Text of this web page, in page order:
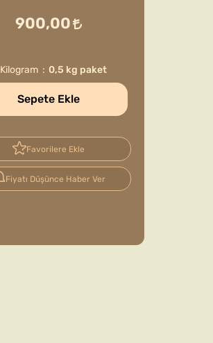
900,00
Kilogram 0,5 kg paket
Sepete Ekle
Favorilere Ekle
Fiyatı Düşünce Haber Ver